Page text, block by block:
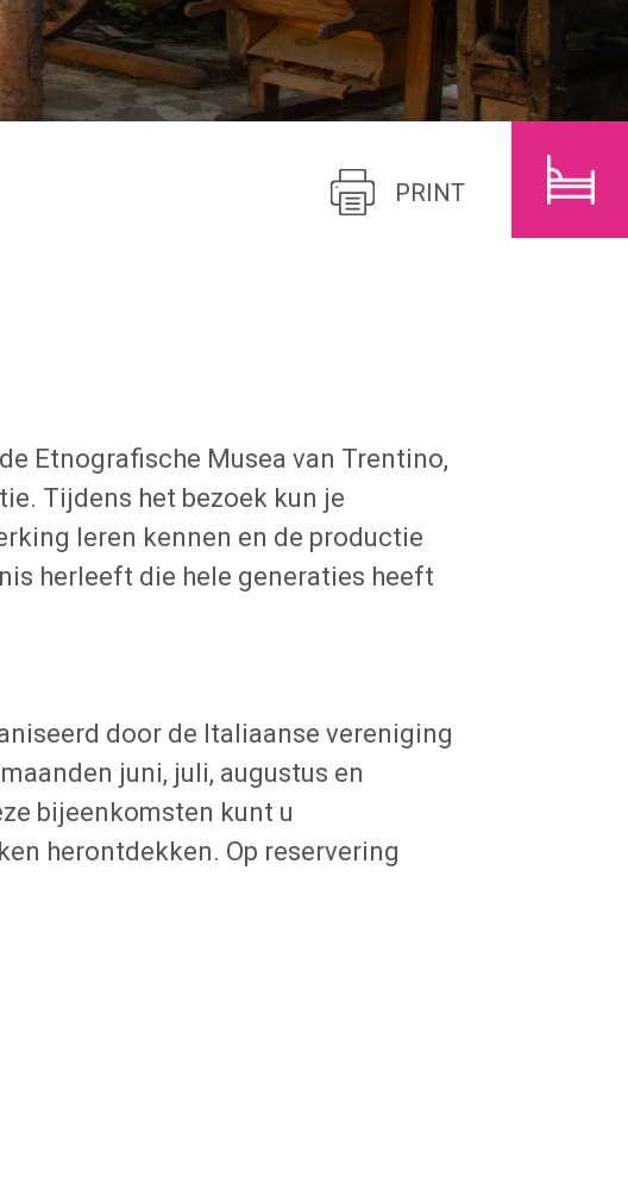
KINDEREN
ZOEK
PRINT
Etnografische Musea van Trentino,
Tijdens het bezoek kun je
leren kennen en de productie
herleeft die hele generaties heeft
door de Italiaanse vereniging
juni, juli, augustus en
bijeenkomsten kunt u
herontdekken. Op reservering